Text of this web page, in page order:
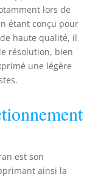
blanc
gain 1,1 |
155° |
3D
✓ |
feu B1
lors de
étant conçu pour
haute qualité, il
résolution, bien
une légère
est son
ainsi la